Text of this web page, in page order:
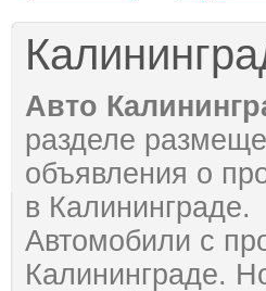
Авто
разделе
объявления о
в Калининграде.
Автомобили с
Калининграде.